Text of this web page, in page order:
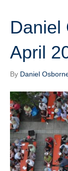
Daniel
April
By Daniel